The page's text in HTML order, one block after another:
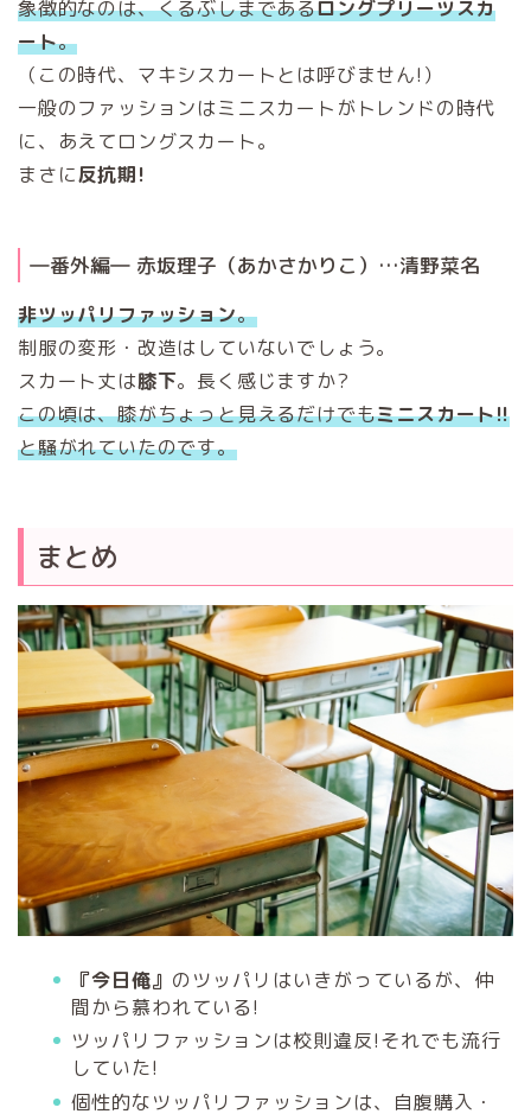
象徴的なのは、くるぶしまであるロングプリーツスカ
ート。
（この時代、マキシスカートとは呼びません!）
一般のファッションはミニスカートがトレンドの時代
に、あえてロングスカート。
まさに反抗期!
―番外編― 赤坂理子（あかさかりこ）…清野菜名
非ツッパリファッション。
制服の変形・改造はしていないでしょう。
スカート丈は膝下。長く感じますか?
この頃は、膝がちょっと見えるだけでもミニスカート!!
と騒がれていたのです。
まとめ
『今日俺』 のツッパリはいきがっているが、仲
間から慕われている!
ツッパリファッションは校則違反!それでも流行
していた!
個性的なツッパリファッションは、自腹購入・